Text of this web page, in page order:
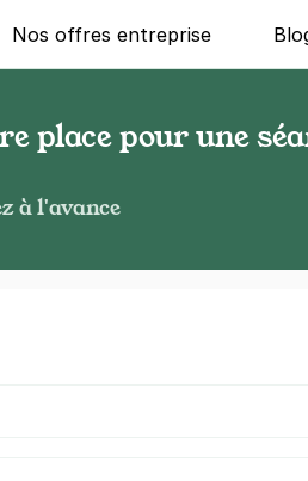
Nos offres entreprise
place pour une
à l'avance